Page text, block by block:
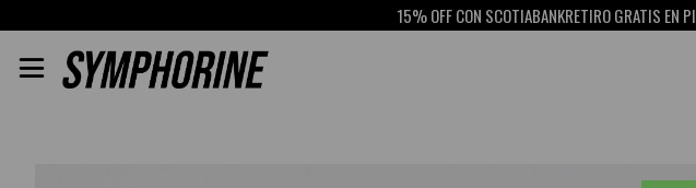
15% OFF CON SCOTIABANKRETIRO GRATIS EN PICK UP
